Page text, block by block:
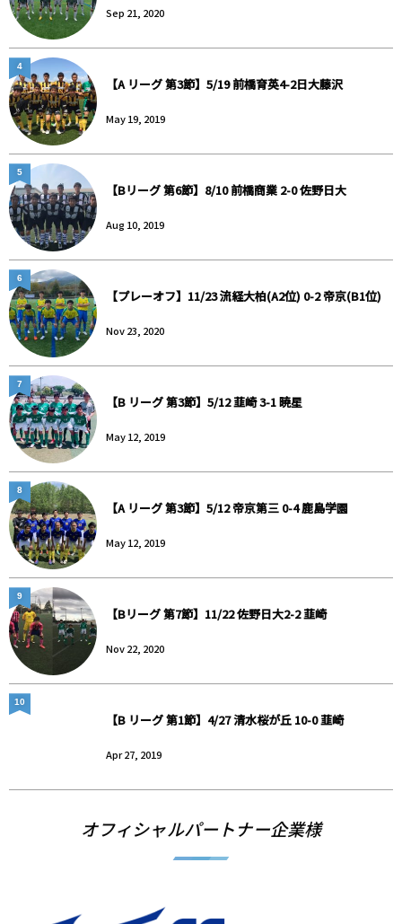
Sep 21, 2020
【A リーグ 第3節】5/19 前橋育英4-2日大藤沢
May 19, 2019
4
【Bリーグ 第6節】8/10 前橋商業 2-0 佐野日大
Aug 10, 2019
5
【プレーオフ】11/23 流経大柏(A2位) 0-2 帝京(B1位)
Nov 23, 2020
6
【B リーグ 第3節】5/12 韮崎 3-1 暁星
May 12, 2019
7
【A リーグ 第3節】5/12 帝京第三 0-4 鹿島学園
May 12, 2019
8
【Bリーグ 第7節】11/22 佐野日大2-2 韮崎
Nov 22, 2020
9
【B リーグ 第1節】4/27 清水桜が丘 10-0 韮崎
Apr 27, 2019
10
オフィシャルパートナー企業様